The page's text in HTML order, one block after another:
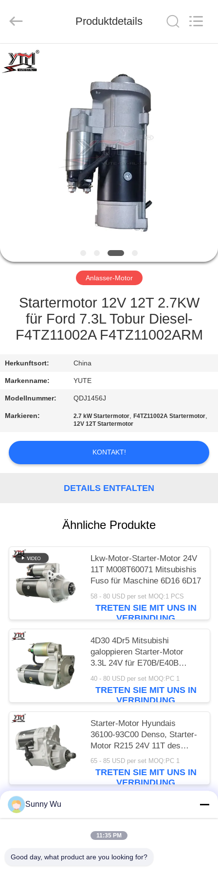
HAUS
AUSFLUG
QUALITÄTSKONTROLLE
TRETEN
SIE
UNS
IN
VERBINDUNG
SIE EIN
DATENSCHUTZRICHTLINIE
Ltd..
Produktdetails
Anlasser-Motor
Startermotor 12V 12T 2.7KW
für Ford 7.3L Tobur Diesel-
F4TZ11002A F4TZ11002ARM
Herkunftsort: China
Markenname: YUTE
Modellnummer: QDJ1456J
Markieren: 2.7 kW Startermotor,F4TZ11002A Startermotor,
12V 12T Startermotor
KONTAKT!
DETAILS ENTFALTEN
Ähnliche Produkte
Lkw-Motor-Starter-Motor 24V
11T M008T60071 Mitsubishis
Fuso für Maschine 6D16 6D17
58 - 80 USD per set MOQ:1 PCS
TRETEN SIE MIT UNS IN
VERBINDUNG
4D30 4Dr5 Mitsubishi
galoppieren Starter-Motor
3.3L 24V für E70B/E40B
M2T64272 langsam
40 - 80 USD per set MOQ:PC 1
TRETEN SIE MIT UNS IN
VERBINDUNG
Starter-Motor Hyundais
36100-93C00 Denso, Starter-
Motor R215 24V 11T des
Bagger-6D16T
65 - 85 USD per set MOQ:PC 1
TRETEN SIE MIT UNS IN
VERBINDUNG
Beliebte Kategorien
Sunny Wu
11:35 PM
Good day, what product are you looking for?